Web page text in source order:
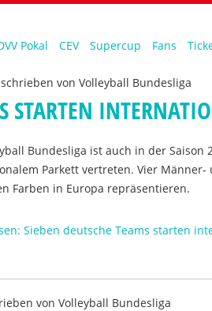
Pokal CEV Supercup Fans
von Volleyball Bundesliga
STARTEN
Bundesliga ist auch in der
Parkett vertreten. Vier
Farben in Europa repräsentieren.
Sieben deutsche Teams starten
von Volleyball Bundesliga